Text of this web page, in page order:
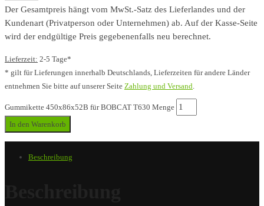
Der Gesamtpreis hängt vom MwSt.-Satz des Lieferlandes und der
Kundenart (Privatperson oder Unternehmen) ab. Auf der Kasse-Seite
wird der endgültige Preis gegebenenfalls neu berechnet.
Lieferzeit: 2-5 Tage*
* gilt für Lieferungen innerhalb Deutschlands, Lieferzeiten für andere Länder
entnehmen Sie bitte auf unserer Seite Zahlung und Versand
Gummikette 450x86x52B für BOBCAT T630 Menge
In den Warenkorb
Beschreibung